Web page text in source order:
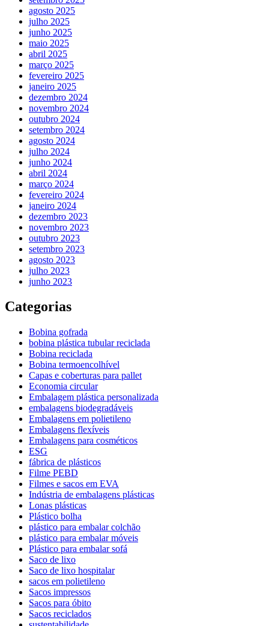
agosto 2025
julho 2025
junho 2025
maio 2025
abril 2025
março 2025
fevereiro 2025
janeiro 2025
dezembro 2024
novembro 2024
outubro 2024
setembro 2024
agosto 2024
julho 2024
junho 2024
abril 2024
março 2024
fevereiro 2024
janeiro 2024
dezembro 2023
novembro 2023
outubro 2023
setembro 2023
agosto 2023
julho 2023
junho 2023
Categorias
Bobina gofrada
bobina plástica tubular reciclada
Bobina reciclada
Bobina termoencolhível
Capas e coberturas para pallet
Economia circular
Embalagem plástica personalizada
embalagens biodegradáveis
Embalagens em polietileno
Embalagens flexíveis
Embalagens para cosméticos
ESG
fábrica de plásticos
Filme PEBD
Filmes e sacos em EVA
Indústria de embalagens plásticas
Lonas plásticas
Plástico bolha
plástico para embalar colchão
plástico para embalar móveis
Plástico para embalar sofá
Saco de lixo
Saco de lixo hospitalar
sacos em polietileno
Sacos impressos
Sacos para óbito
Sacos reciclados